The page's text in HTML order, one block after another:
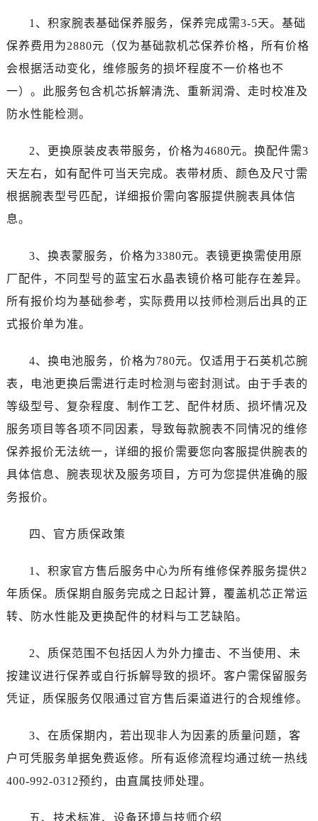
1、积家腕表基础保养服务，保养完成需3-5天。基础
保养费用为2880元（仅为基础款机芯保养价格，所有价格
会根据活动变化，维修服务的损坏程度不一价格也不
一）。此服务包含机芯拆解清洗、重新润滑、走时校准及
防水性能检测。
2、更换原装皮表带服务，价格为4680元。换配件需3
天左右，如有配件可当天完成。表带材质、颜色及尺寸需
根据腕表型号匹配，详细报价需向客服提供腕表具体信
息。
3、换表蒙服务，价格为3380元。表镜更换需使用原
厂配件，不同型号的蓝宝石水晶表镜价格可能存在差异。
所有报价均为基础参考，实际费用以技师检测后出具的正
式报价单为准。
4、换电池服务，价格为780元。仅适用于石英机芯腕
表，电池更换后需进行走时检测与密封测试。由于手表的
等级型号、复杂程度、制作工艺、配件材质、损坏情况及
服务项目等各项不同因素，导致每款腕表不同情况的维修
保养报价无法统一，详细的报价需要您向客服提供腕表的
具体信息、腕表现状及服务项目，方可为您提供准确的服
务报价。
四、官方质保政策
1、积家官方售后服务中心为所有维修保养服务提供2
年质保。质保期自服务完成之日起计算，覆盖机芯正常运
转、防水性能及更换配件的材料与工艺缺陷。
2、质保范围不包括因人为外力撞击、不当使用、未
按建议进行保养或自行拆解导致的损坏。客户需保留服务
凭证，质保服务仅限通过官方售后渠道进行的合规维修。
3、在质保期内，若出现非人为因素的质量问题，客
户可凭服务单据免费返修。所有返修流程均通过统一热线
400-992-0312预约，由直属技师处理。
五、技术标准、设备环境与技师介绍